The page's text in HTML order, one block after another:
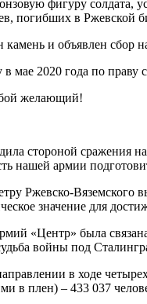
фигуру солдата,
погибших в Ржевской
камень и объявлен сбор
мае 2020 года по
желающий!
стороной
нашей армии
Ржевско-Вяземского
значение для
«Центр» была
войны под
в ходе
в плен) – 433 037